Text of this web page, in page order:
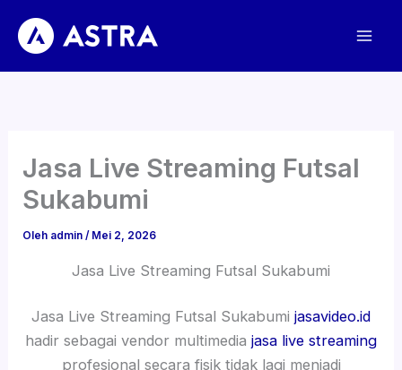
konten
Jasa Live Streaming Futsal
Sukabumi
Oleh admin/ Mei 2, 2026
Jasa Live Streaming Futsal Sukabumi
Jasa Live Streaming Futsal Sukabumi jasavideo.id
hadir sebagai vendor multimedia jasa live streaming
profesional secara fisik tidak lagi menjadi